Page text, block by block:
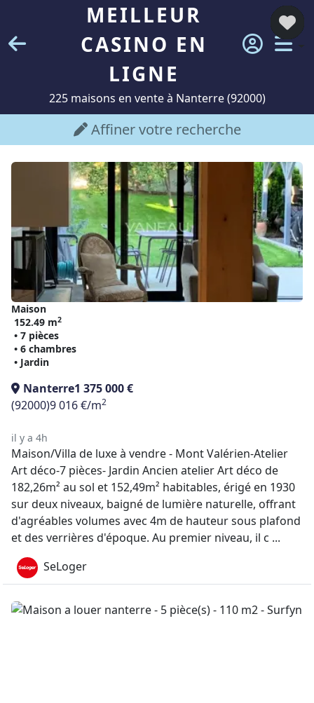
MEILLEUR
CASINO EN
LIGNE
225 maisons en vente à Nanterre (92000)
Affiner votre recherche
Maison
152.49 m2
• 7 pièces
• 6 chambres
• Jardin
Nanterre1 375 000 €
(92000)9 016 €/m2
il y a 4h
Maison/Villa de luxe à vendre - Mont Valérien-Atelier
Art déco-7 pièces- Jardin Ancien atelier Art déco de
182,26m² au sol et 152,49m² habitables, érigé en 1930
sur deux niveaux, baigné de lumière naturelle, offrant
d'agréables volumes avec 4m de hauteur sous plafond
et des verrières d'époque. Au premier niveau, il c ...
SeLoger